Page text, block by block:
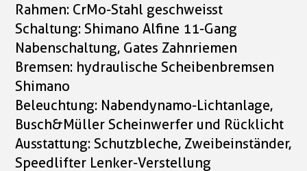
Rahmen: CrMo-Stahl geschweisst
Schaltung: Shimano Alfine 11-Gang
Nabenschaltung, Gates Zahnriemen
Bremsen: hydraulische Scheibenbremsen
Shimano
Beleuchtung: Nabendynamo-Lichtanlage,
Busch&Müller Scheinwerfer und Rücklicht
Ausstattung: Schutzbleche, Zweibeinständer,
Speedlifter Lenker-Verstellung